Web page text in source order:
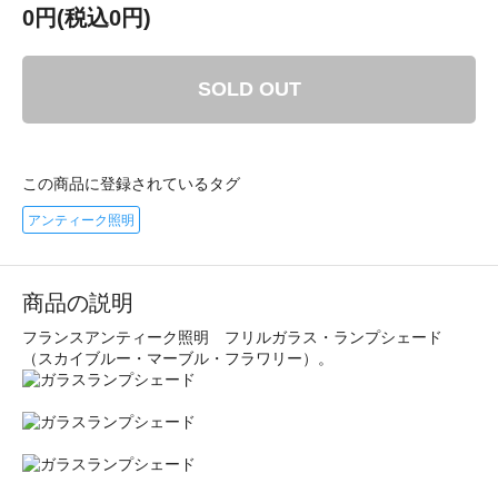
0円(税込0円)
SOLD OUT
この商品に登録されているタグ
アンティーク照明
商品の説明
フランスアンティーク照明 フリルガラス・ランプシェード
（スカイブルー・マーブル・フラワリー）。